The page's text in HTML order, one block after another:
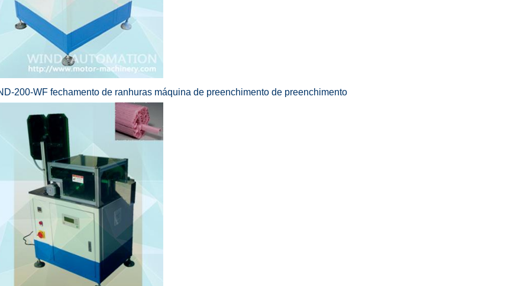
200-WF fechamento de ranhuras máquina de preenchimento de preenchimento